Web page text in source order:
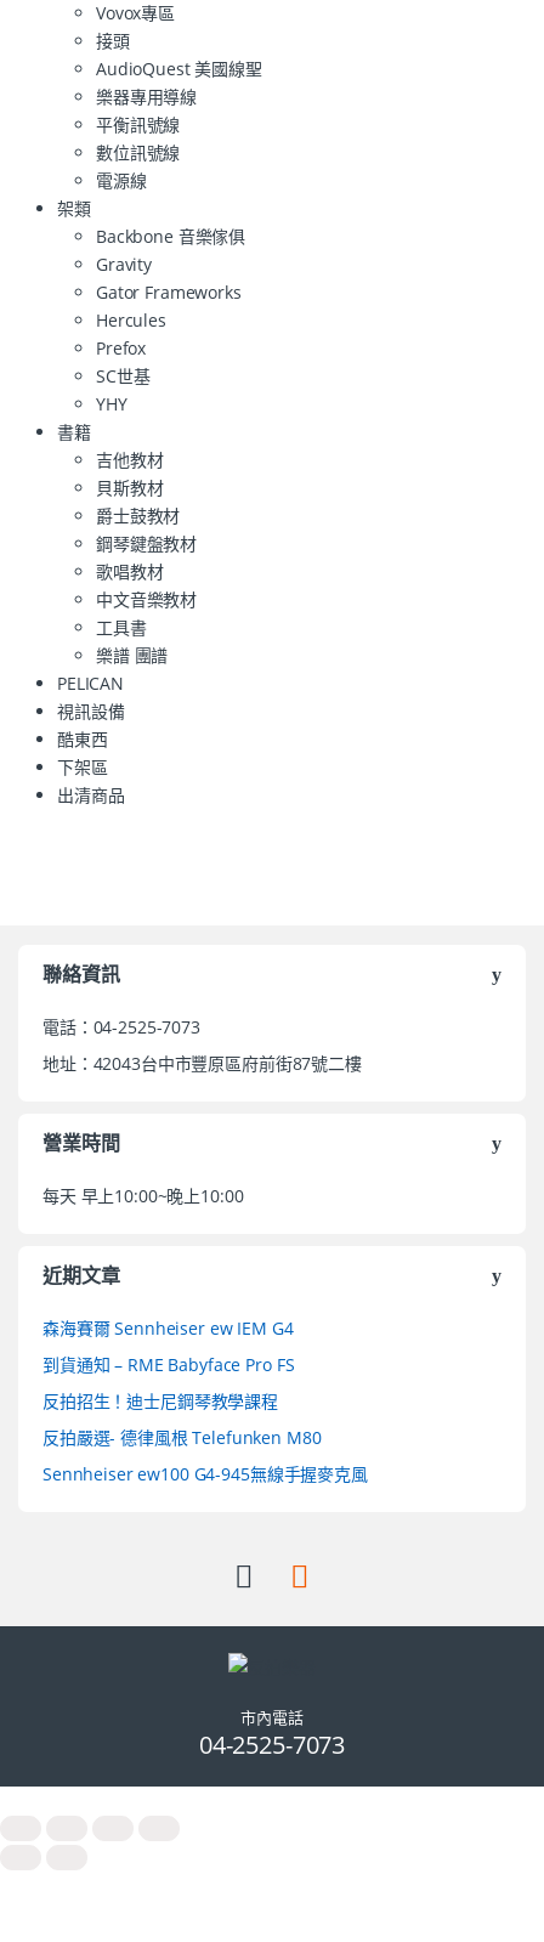
Vovox專區
接頭
AudioQuest 美國線聖
樂器專用導線
平衡訊號線
數位訊號線
電源線
架類
Backbone 音樂傢俱
Gravity
Gator Frameworks
Hercules
Prefox
SC世基
YHY
書籍
吉他教材
貝斯教材
爵士鼓教材
鋼琴鍵盤教材
歌唱教材
中文音樂教材
工具書
樂譜 團譜
PELICAN
視訊設備
酷東西
下架區
出清商品
聯絡資訊
電話：04-2525-7073
地址：42043台中市豐原區府前街87號二樓
營業時間
每天 早上10:00~晚上10:00
近期文章
森海賽爾 Sennheiser ew IEM G4
到貨通知 – RME Babyface Pro FS
反拍招生！迪士尼鋼琴教學課程
反拍嚴選- 德律風根 Telefunken M80
Sennheiser ew100 G4-945無線手握麥克風
市內電話
04-2525-7073